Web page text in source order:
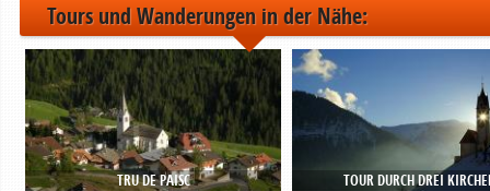
Tours und Wanderungen in der Nähe:
TRU DE PAISC TOUR DURCH DREI